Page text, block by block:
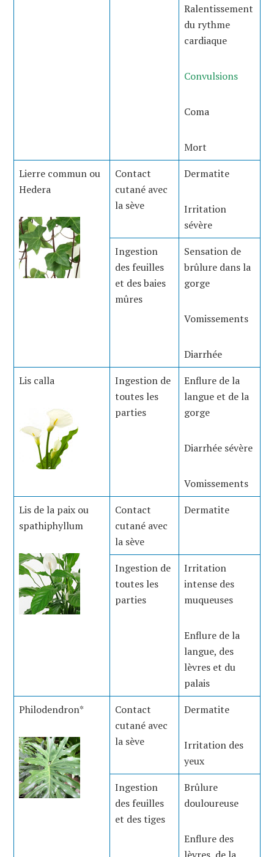
Ralentissement
du rythme
cardiaque
Convulsions
Coma
Mort
Lierre commun ou
Hedera
Contact
cutané avec
la sève
Dermatite
Irritation
sévère
Ingestion
des feuilles
et des baies
mûres
Sensation de
brûlure dans la
gorge
Vomissements
Diarrhée
Lis calla
Ingestion de
toutes les
parties
Enflure de la
langue et de la
gorge
Diarrhée sévère
Vomissements
Lis de la paix ou
spathiphyllum
Contact
cutané avec
la sève
Dermatite
Ingestion de
toutes les
parties
Irritation
intense des
muqueuses
Enflure de la
langue, des
lèvres et du
palais
Philodendron*
Contact
cutané avec
la sève
Dermatite
Irritation des
yeux
Ingestion
des feuilles
et des tiges
Brûlure
douloureuse
Enflure des